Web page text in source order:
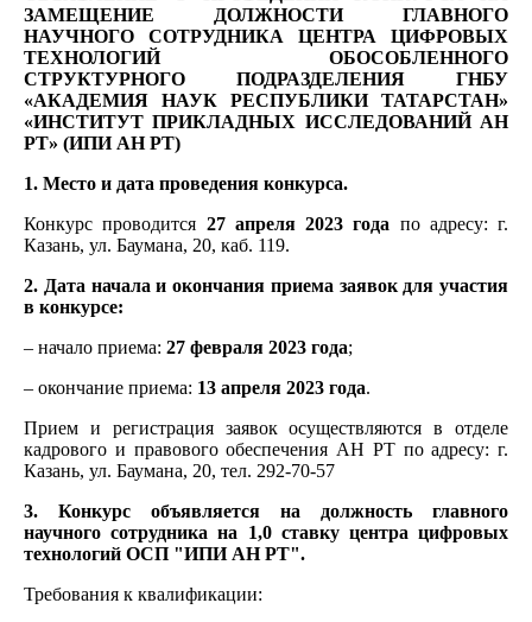
ЗАМЕЩЕНИЕ ДОЛЖНОСТИ ГЛАВНОГО
НАУЧНОГО СОТРУДНИКА ЦЕНТРА ЦИФРОВЫХ
ТЕХНОЛОГИЙ ОБОСОБЛЕННОГО
СТРУКТУРНОГО ПОДРАЗДЕЛЕНИЯ ГНБУ
«АКАДЕМИЯ НАУК РЕСПУБЛИКИ ТАТАРСТАН»
«ИНСТИТУТ ПРИКЛАДНЫХ ИССЛЕДОВАНИЙ АН
РТ» (ИПИ АН РТ)
1. Место и дата проведения конкурса.
Конкурс проводится 27 апреля 2023 года по адресу: г.
Казань, ул. Баумана, 20, каб. 119.
2. Дата начала и окончания приема заявок для участия
в конкурсе:
– начало приема: 27 февраля 2023 года;
– окончание приема: 13 апреля 2023 года.
Прием и регистрация заявок осуществляются в отделе
кадрового и правового обеспечения АН РТ по адресу: г.
Казань, ул. Баумана, 20, тел. 292-70-57
3. Конкурс объявляется на должность главного
научного сотрудника на 1,0 ставку центра цифровых
технологий ОСП "ИПИ АН РТ".
Требования к квалификации: